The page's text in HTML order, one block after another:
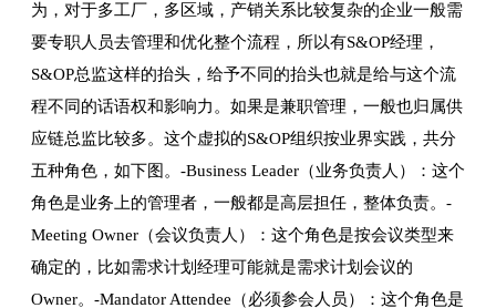
为，对于多工厂，多区域，产销关系比较复杂的企业一般需
要专职人员去管理和优化整个流程，所以有S&OP经理，
S&OP总监这样的抬头，给予不同的抬头也就是给与这个流
程不同的话语权和影响力。如果是兼职管理，一般也归属供
应链总监比较多。这个虚拟的S&OP组织按业界实践，共分
五种角色，如下图。-Business Leader（业务负责人）：这个
角色是业务上的管理者，一般都是高层担任，整体负责。-
Meeting Owner（会议负责人）：这个角色是按会议类型来
确定的，比如需求计划经理可能就是需求计划会议的
Owner。-Mandator Attendee（必须参会人员）：这个角色是